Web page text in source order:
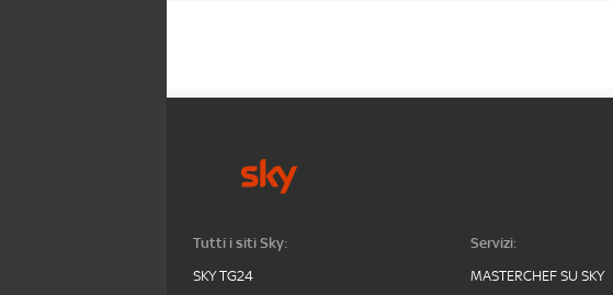
Tutti i siti Sky:
SKY TG24
Servizi:
MASTERCHEF SU SKY